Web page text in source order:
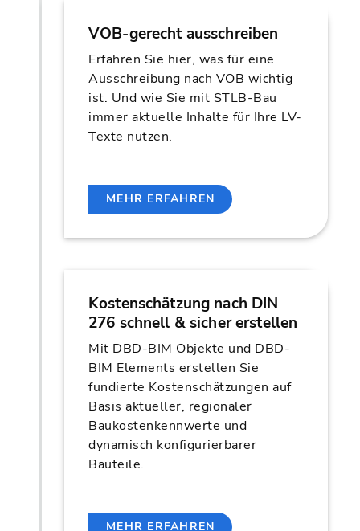
VOB-gerecht ausschreiben
Erfahren Sie hier, was für eine
Ausschreibung nach VOB wichtig
ist. Und wie Sie mit STLB-Bau
immer aktuelle Inhalte für Ihre LV-
Texte nutzen.
MEHR ERFAHREN
Kostenschätzung nach DIN
276 schnell & sicher erstellen
Mit DBD-BIM Objekte und DBD-
BIM Elements erstellen Sie
fundierte Kostenschätzungen auf
Basis aktueller, regionaler
Baukostenkennwerte und
dynamisch konfigurierbarer
Bauteile.
MEHR ERFAHREN